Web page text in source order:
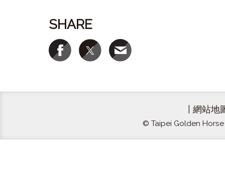
SHARE
網站地
© Taipei Golden